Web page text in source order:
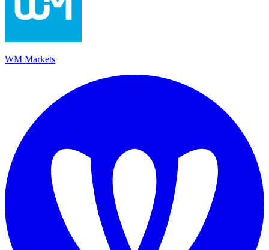
WM Markets